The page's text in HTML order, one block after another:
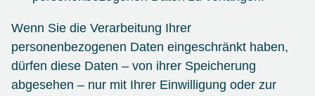
Wenn Sie die Verarbeitung Ihrer
personenbezogenen Daten eingeschränkt haben,
dürfen diese Daten – von ihrer Speicherung
abgesehen – nur mit Ihrer Einwilligung oder zur